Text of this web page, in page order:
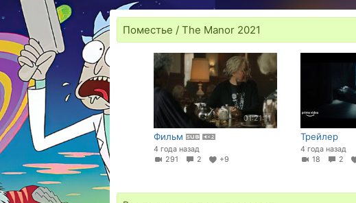
Поместье / The Manor 2021
01:21:11
Фильм
4 года назад
291
2 +9
Трейлер
4 года назад
18
2